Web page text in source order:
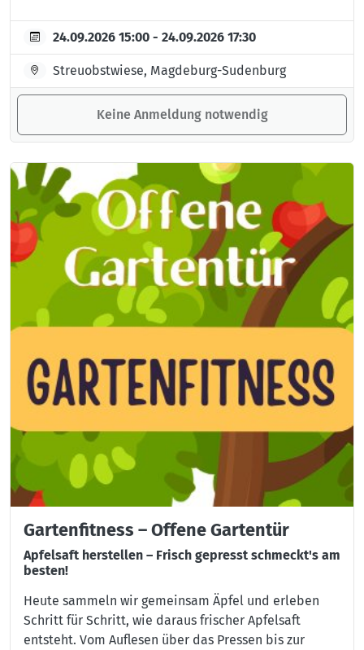
24.09.2026 15:00 - 24.09.2026 17:30
Streuobstwiese, Magdeburg-Sudenburg
Keine Anmeldung notwendig
Gartenfitness – Offene Gartentür
Apfelsaft herstellen – Frisch gepresst schmeckt's am
besten!
Heute sammeln wir gemeinsam Äpfel und erleben
Schritt für Schritt, wie daraus frischer Apfelsaft
entsteht. Vom Auflesen über das Pressen bis zur